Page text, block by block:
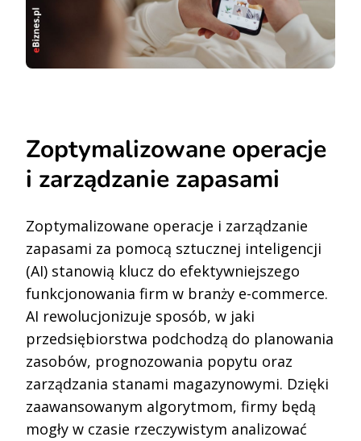
Zoptymalizowane operacje
i zarządzanie zapasami
Zoptymalizowane operacje i zarządzanie
zapasami za pomocą sztucznej inteligencji
(AI) stanowią klucz do efektywniejszego
funkcjonowania firm w branży e-commerce.
AI rewolucjonizuje sposób, w jaki
przedsiębiorstwa podchodzą do planowania
zasobów, prognozowania popytu oraz
zarządzania stanami magazynowymi. Dzięki
zaawansowanym algorytmom, firmy będą
mogły w czasie rzeczywistym analizować